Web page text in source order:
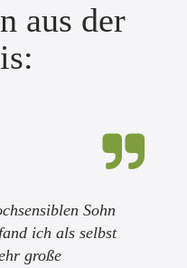
aus der
Sohn
ich als selbst
große